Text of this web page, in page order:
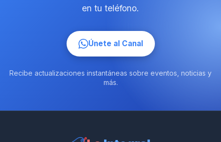
en tu teléfono.
Únete al Canal
Recibe actualizaciones instantáneas sobre eventos, noticias y
más.